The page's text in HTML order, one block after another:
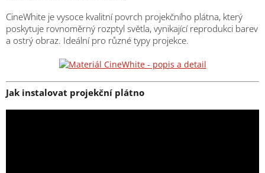
CineWhite je vysoce kvalitní povrch projekčního plátna, který
poskytuje rovnoměrný rozptyl světla, vynikající reprodukci barev
a ostrý obraz. Ideální pro různé typy projekce.
Jak instalovat projekční plátno